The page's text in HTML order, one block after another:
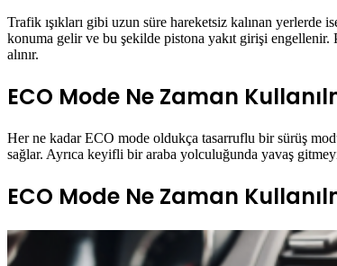
Trafik ışıkları gibi uzun süre hareketsiz kalınan yerlerde
konuma gelir ve bu şekilde pistona yakıt girişi engellenir.
alınır.
ECO Mode Ne Zaman
Her ne kadar ECO mode oldukça tasarruflu bir sürüş
sağlar. Ayrıca keyifli bir araba yolculuğunda yavaş
ECO Mode Ne Zaman